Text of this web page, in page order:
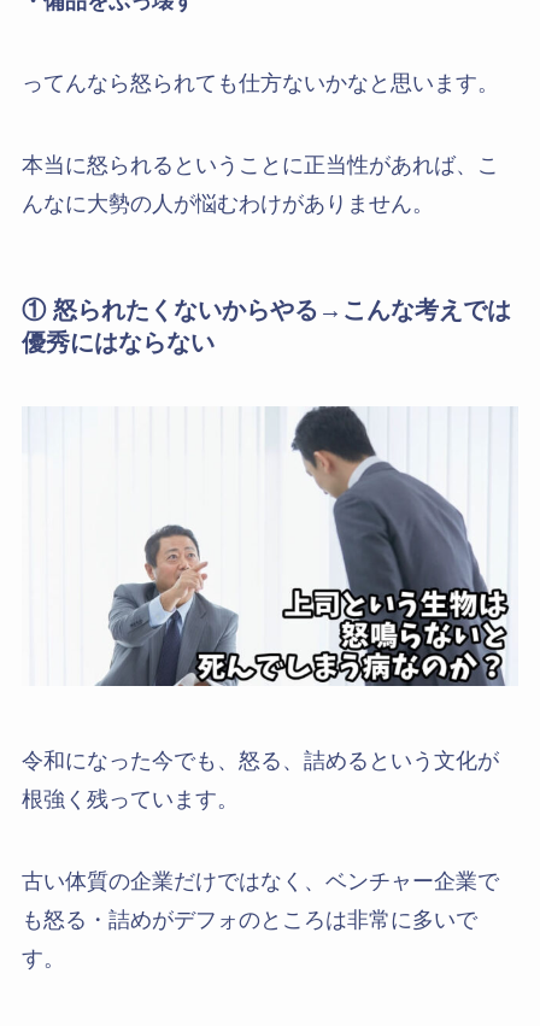
ってんなら怒られても仕方ないかなと思います。
本当に怒られるということに正当性があれば、こ
んなに大勢の人が悩むわけがありません。
① 怒られたくないからやる→こんな考えでは
優秀にはならない
令和になった今でも、怒る、詰めるという文化が
根強く残っています。
古い体質の企業だけではなく、ベンチャー企業で
も怒る・詰めがデフォのところは非常に多いで
す。